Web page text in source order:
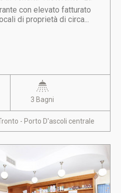
con elevato fatturato
di proprietà di circa...
3 Bagni
- Porto D'ascoli centrale